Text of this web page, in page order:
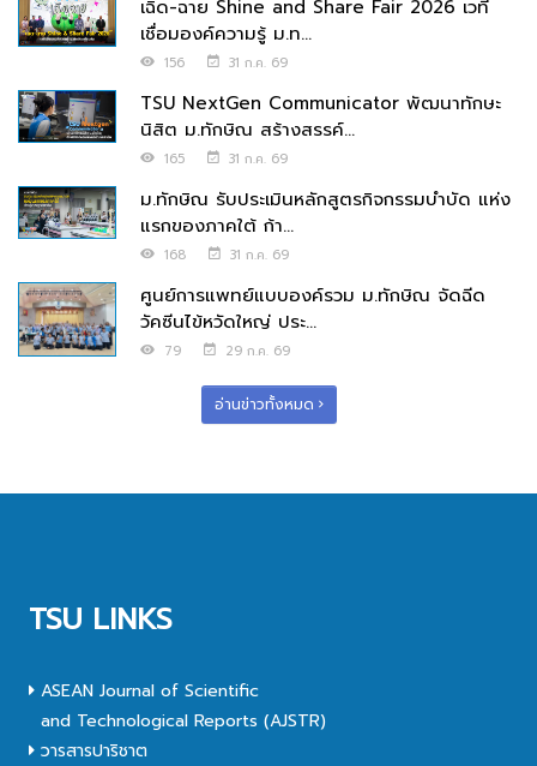
เฉิด-ฉาย Shine and Share Fair 2026 เวที
เชื่อมองค์ความรู้ ม.ท...
156 31 ก.ค. 69
TSU NextGen Communicator พัฒนาทักษะ
นิสิต ม.ทักษิณ สร้างสรรค์...
165 31 ก.ค. 69
ม.ทักษิณ รับประเมินหลักสูตรกิจกรรมบำบัด แห่ง
แรกของภาคใต้ ก้า...
168 31 ก.ค. 69
ศูนย์การแพทย์แบบองค์รวม ม.ทักษิณ จัดฉีด
วัคซีนไข้หวัดใหญ่ ประ...
79 29 ก.ค. 69
อ่านข่าวทั้งหมด
TSU LINKS
ASEAN Journal of Scientific
and Technological Reports (AJSTR)
วารสารปาริชาต